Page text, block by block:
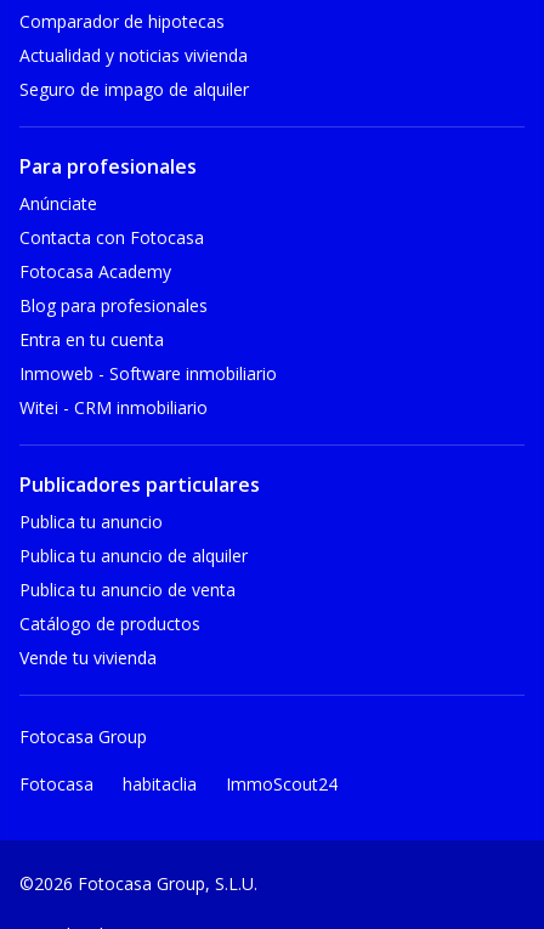
Comparador de hipotecas
Actualidad y noticias vivienda
Seguro de impago de alquiler
Para profesionales
Anúnciate
Contacta con Fotocasa
Fotocasa Academy
Blog para profesionales
Entra en tu cuenta
Inmoweb - Software inmobiliario
Witei - CRM inmobiliario
Publicadores particulares
Publica tu anuncio
Publica tu anuncio de alquiler
Publica tu anuncio de venta
Catálogo de productos
Vende tu vivienda
Fotocasa Group
Fotocasa habitaclia ImmoScout24
©2026 Fotocasa Group, S.L.U.